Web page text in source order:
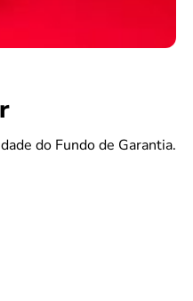
do Fundo de Garantia.